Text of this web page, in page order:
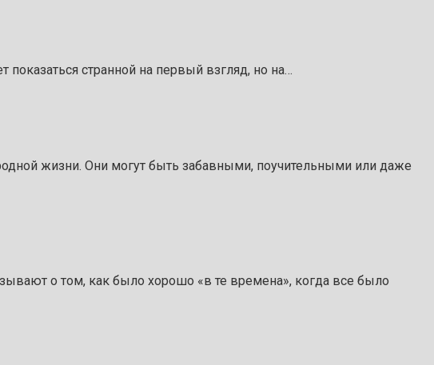
странной на первый взгляд, но на…
жизни. Они могут быть забавными, поучительными или даже
о том, как было хорошо «в те времена», когда все было